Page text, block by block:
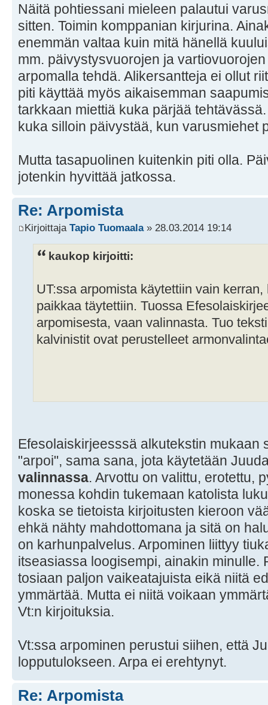
Näitä pohtiessani mieleen palautui
sitten. Toimin komppanian kirjurina.
enemmän valtaa kuin mitä hänellä
mm. päivystysvuorojen ja
arpomalla tehdä. Alikersantteja ei ollut
piti käyttää myös aikaisemman
tarkkaan miettiä kuka pärjää
kuka silloin päivystää, kun varusmiehet
Mutta tasapuolinen kuitenkin piti olla.
jotenkin hyvittää jatkossa.
Re: Arpomista
Kirjoittaja Tapio Tuomaala» 28.03.2014 19:14
kaukop kirjoitti:
UT:ssa arpomista käytettiin vain
paikkaa täytettiin. Tuossa
arpomisesta, vaan valinnasta. Tuo
kalvinistit ovat perustelleet
Efesolaiskirjeesssä alkutekstin mukaan
"arpoi", sama sana, jota käytetään
valinnassa. Arvottu on valittu, erotettu,
monessa kohdin tukemaan katolista
koska se tietoista kirjoitusten kieroon
ehkä nähty mahdottomana ja sitä on
on karhunpalvelus. Arpominen liittyy
itseasiassa loogisempi, ainakin minulle.
tosiaan paljon vaikeatajuista eikä niitä
ymmärtää. Mutta ei niitä voikaan
Vt:n kirjoituksia.
Vt:ssa arpominen perustui siihen, että
lopputulokseen. Arpa ei erehtynyt.
Re: Arpomista